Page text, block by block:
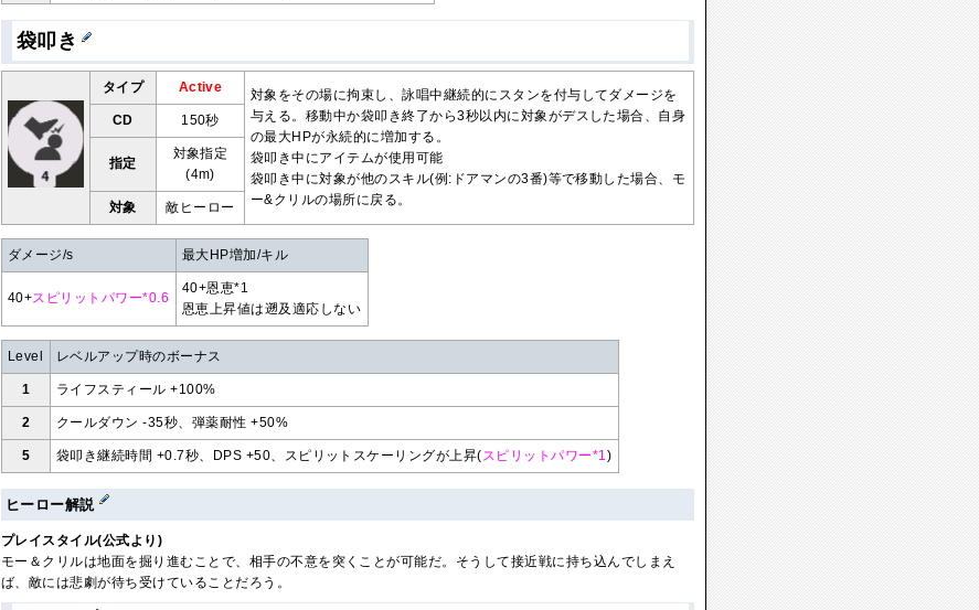
袋叩き
タイプ Active
対象をその場に拘束し、詠唱中継続的にスタンを付与してダメージを
与える。移動中か袋叩き終了から3秒以内に対象がデスした場合、自身
の最大HPが永続的に増加する。
袋叩き中にアイテムが使用可能
袋叩き中に対象が他のスキル(例:ドアマンの3番)等で移動した場合、モ
ー&クリルの場所に戻る。
CD 150秒
指定
対象指定
(4m)
対象 敵ヒーロー
ダメージ/s 最大HP増加/キル
40+スピリットパワー*0.6
40+恩恵*1
恩恵上昇値は遡及適応しない
Level レベルアップ時のボーナス
1 ライフスティール +100%
2 クールダウン -35秒、弾薬耐性 +50%
5 袋叩き継続時間 +0.7秒、DPS +50、スピリットスケーリングが上昇(スピリットパワー*1)
ヒーロー解説
プレイスタイル(公式より)
モー＆クリルは地面を掘り進むことで、相手の不意を突くことが可能だ。そうして接近戦に持ち込んでしまえ
ば、敵には悲劇が待ち受けていることだろう。